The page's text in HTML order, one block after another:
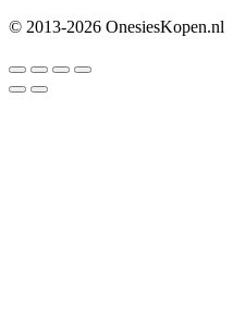
© 2013-2026 OnesiesKopen.nl